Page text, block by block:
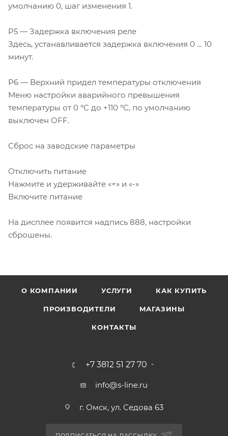
умолчанию 0, шаг изменения 1.
P5 — Задержка включения реле
Здесь, устанавливается задержка включения 0 … 10
минут.
P6 — Верхний придел температуры отключения
Меню настройки аварийного превышения
температуры от 0 °C до +110 °C, по умолчанию
выключен OFF.
Сброс на заводские параметры
Отключить питание
Нажмите и удерживайте «+» и «-»
Включите питание
На дисплее появится надпись 888, настройки
сброшены.
О КОМПАНИИ УСЛУГИ КАК КУПИТЬ
ПРОИЗВОДИТЕЛИ МАГАЗИНЫ
КОНТАКТЫ
+7 3812 51 27 70
info@s-line.ru
г. Омск, ул. Седова 63